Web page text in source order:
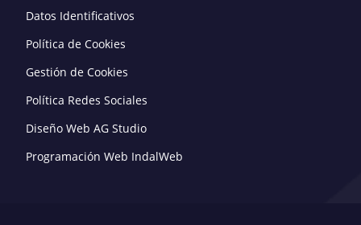
Datos Identificativos
Política de Cookies
Gestión de Cookies
Política Redes Sociales
Diseño Web AG Studio
Programación Web IndalWeb